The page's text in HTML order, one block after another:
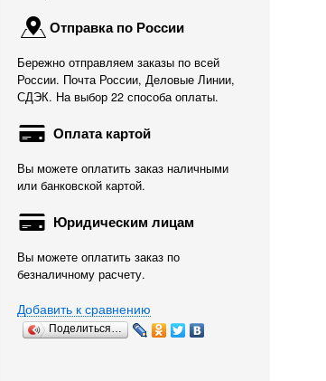
Отправка по России
Бережно отправляем заказы по всей
России. Почта России, Деловые Линии,
СДЭК. На выбор 22 способа оплаты.
Оплата картой
Вы можете оплатить заказ наличными
или банковской картой.
Юридическим лицам
Вы можете оплатить заказ по
безналичному расчету.
Добавить к сравнению
Поделиться…